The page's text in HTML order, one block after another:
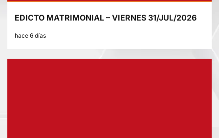
EDICTO MATRIMONIAL – VIERNES 31/JUL/2026
hace 6 días